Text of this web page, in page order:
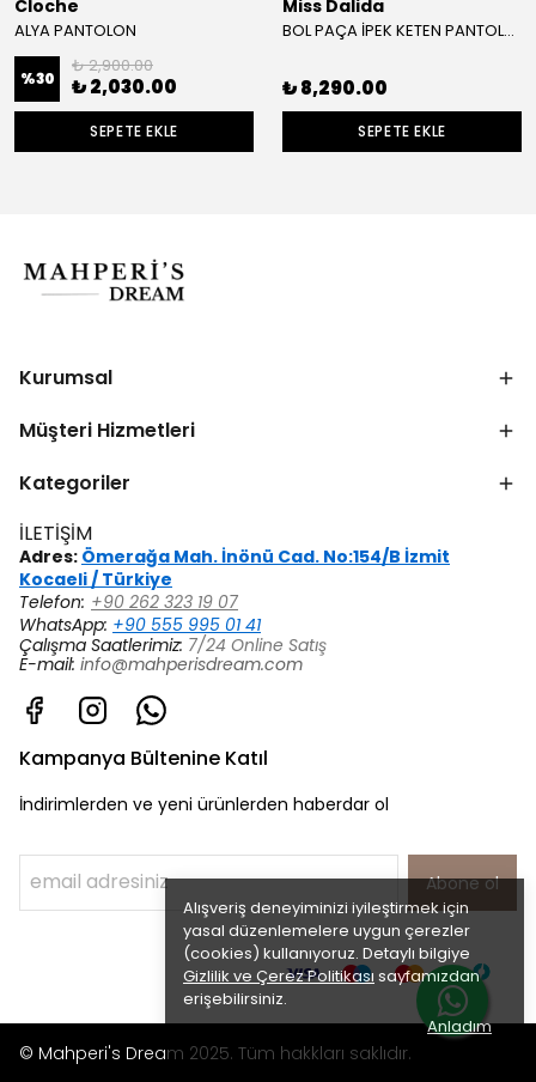
Alışveriş deneyiminizi iyileştirmek için
yasal düzenlemelere uygun çerezler
(cookies) kullanıyoruz. Detaylı bilgiye
Gizlilik ve Çerez Politikası sayfamızdan
erişebilirsiniz.
Anladım
Cloche
ALYA PANTOLON
%30
₺ 2,900.00
₺ 2,030.00
SEPETE EKLE
Miss Dalida
BOL PAÇA İPEK KETEN PANTOLON
₺ 8,290.00
SEPETE EKLE
Kurumsal
Müşteri Hizmetleri
Kategoriler
İLETİŞİM
Adres: Ömerağa Mah. İnönü Cad. No:154/B İzmit
Kocaeli / Türkiye
Telefon: +90 262 323 19 07
WhatsApp: +90 555 995 01 41
Çalışma Saatlerimiz: 7/24 Online Satış
E-mail: info@mahperisdream.com
Kampanya Bültenine Katıl
İndirimlerden ve yeni ürünlerden haberdar ol
Abone ol
© Mahperi's Dream 2025. Tüm hakkları saklıdır.